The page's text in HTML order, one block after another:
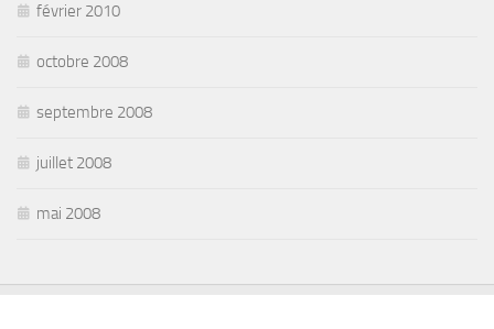
février 2010
octobre 2008
septembre 2008
juillet 2008
mai 2008